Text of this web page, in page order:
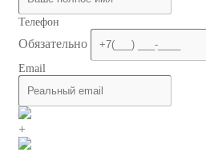
Телефон
Обязательно
Email
+